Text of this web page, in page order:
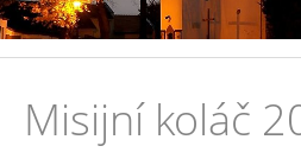
Misijní koláč